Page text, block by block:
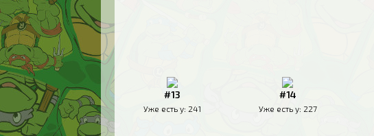
#13
Уже есть у: 241
#14
Уже есть у: 227